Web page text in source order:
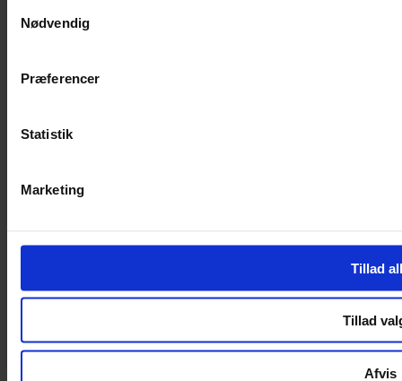
Nødvendig
Præferencer
Statistik
Marketing
Tillad
Tillad
Afvis
Facebook-f Instagram
Cookiepolitik
Cookiepolitik
Om Yarn Every Wear